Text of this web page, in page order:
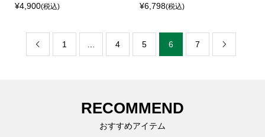
¥4,900(税込)
¥6,798(税込)
 1 4 5 6 7 
RECOMMEND
おすすめアイテム